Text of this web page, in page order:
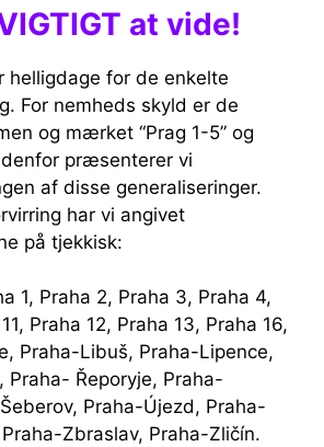
at vide!
helligdage for de enkelte
For nemheds skyld er de
og mærket “Prag 1-5” og
præsenterer vi
af ​​disse generaliseringer.
har vi angivet
på tjekkisk:
1, Praha 2, Praha 3, Praha 4,
Praha 12, Praha 13, Praha 16,
Praha-Libuš, Praha-Lipence,
Praha- Řeporyje, Praha-
Praha-Újezd, Praha-
Zbraslav, Praha-Zličín.